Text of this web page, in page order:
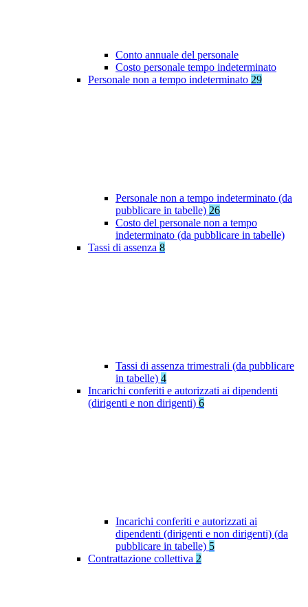
Conto annuale del personale
Costo personale tempo indeterminato
Personale non a tempo indeterminato 29
Personale non a tempo indeterminato (da
pubblicare in tabelle) 26
Costo del personale non a tempo
indeterminato (da pubblicare in tabelle)
Tassi di assenza 8
Tassi di assenza trimestrali (da pubblicare
in tabelle) 4
Incarichi conferiti e autorizzati ai dipendenti
(dirigenti e non dirigenti) 6
Incarichi conferiti e autorizzati ai
dipendenti (dirigenti e non dirigenti) (da
pubblicare in tabelle) 5
Contrattazione collettiva 2